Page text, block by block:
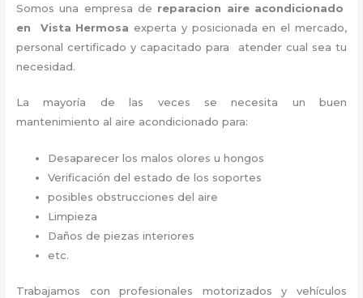
Somos una empresa de reparacion aire acondicionado
en Vista Hermosa experta y posicionada en el mercado,
personal certificado y capacitado para atender cual sea tu
necesidad.
La mayoría de las veces se necesita un buen
mantenimiento al aire acondicionado para:
Desaparecer los malos olores u hongos
Verificación del estado de los soportes
posibles obstrucciones del aire
Limpieza
Daños de piezas interiores
etc.
Trabajamos con profesionales motorizados y vehículos